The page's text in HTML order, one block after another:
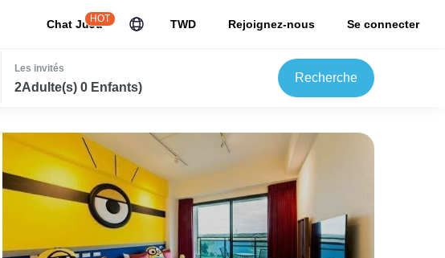
Chat JuJu
HOT TWD Rejoignez-nous Se connecter
Les invités
2Adulte(s) 0 Enfants)
Recherche